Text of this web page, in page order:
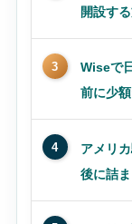
開設す
3
Wiseで
前に少
4
アメリ
後に詰